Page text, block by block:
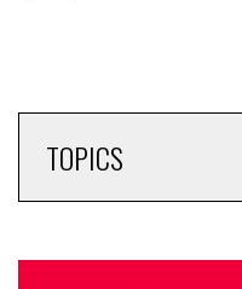
TOPICS